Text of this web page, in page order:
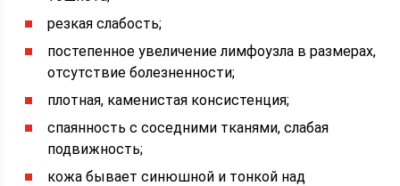
резкая слабость;
постепенное увеличение лимфоузла в размерах,
отсутствие болезненности;
плотная, каменистая консистенция;
спаянность с соседними тканями, слабая
подвижность;
кожа бывает синюшной и тонкой над